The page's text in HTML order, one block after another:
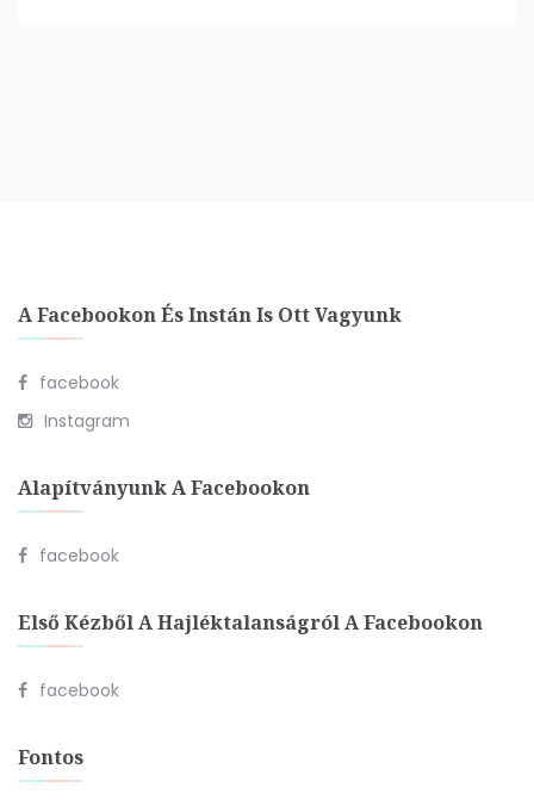
A Facebookon És Instán Is Ott Vagyunk
facebook
Instagram
Alapítványunk A Facebookon
facebook
Első Kézből A Hajléktalanságról A Facebookon
facebook
Fontos